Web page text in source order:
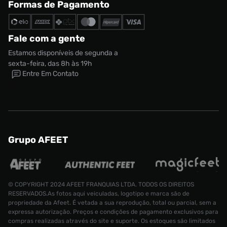
Formas de Pagamento
Fale com a gente
Estamos disponíveis de segunda a
sexta-feira, das 8h às 19h
Entre Em Contato
Grupo AFEET
© COPYRIGHT 2024 AFEET FRANQUIAS LTDA. TODOS OS DIREITOS
RESERVADOS.As fotos aqui veiculadas, logotipo e marca são de
propriedade da Afeet. É vetada a sua reprodução, total ou parcial, sem a
expressa autorização. Preços e condições de pagamento exclusivos para
compras realizadas através do site e suporte. Os estoques são limitados